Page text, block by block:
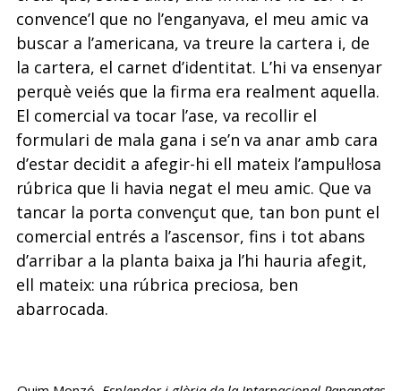
convence’l que no l’enganyava, el meu amic va
buscar a l’americana, va treure la cartera i, de
la cartera, el carnet d’identitat. L’hi va ensenyar
perquè veiés que la firma era realment aquella.
El comercial va tocar l’ase, va recollir el
formulari de mala gana i se’n va anar amb cara
d’estar decidit a afegir-hi ell mateix l’ampul·losa
rúbrica que li havia negat el meu amic. Que va
tancar la porta convençut que, tan bon punt el
comercial entrés a l’ascensor, fins i tot abans
d’arribar a la planta baixa ja l’hi hauria afegit,
ell mateix: una rúbrica preciosa, ben
abarrocada.